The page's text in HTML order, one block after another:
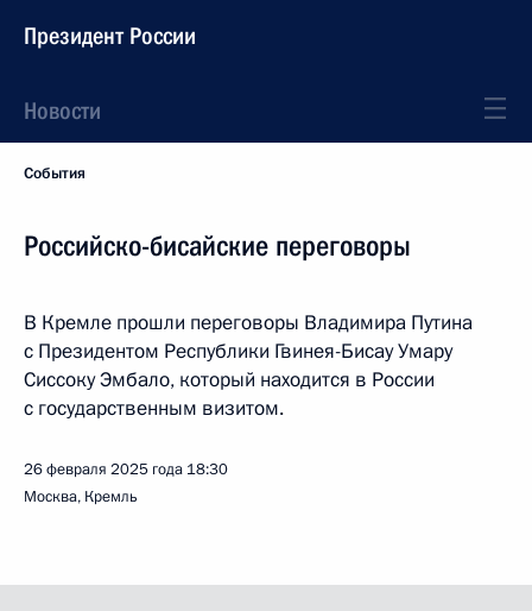
Президент России
Новости
События
Российско-бисайские переговоры
В Кремле прошли переговоры Владимира Путина
с Президентом Республики Гвинея-Бисау Умару
Сиссоку Эмбало, который находится в России
с государственным визитом.
26 февраля 2025 года 18:30
Москва, Кремль